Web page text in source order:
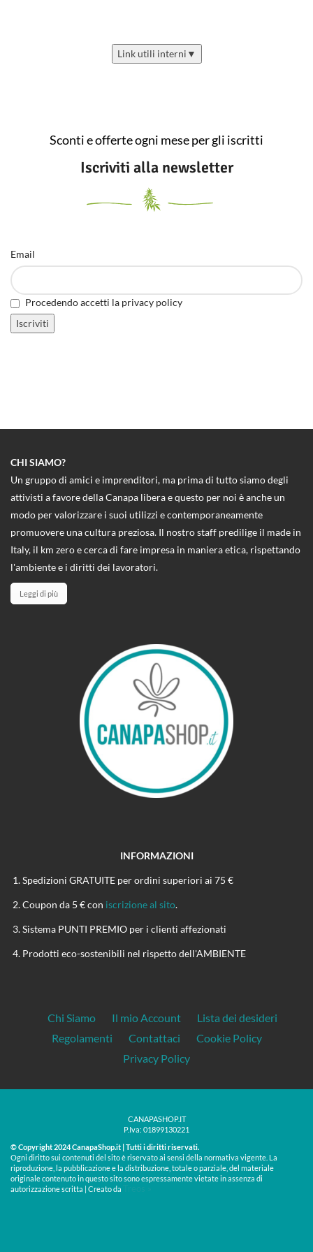
1 pz. Pennello per la PuliziaLink utili interni ▼
Sconti e offerte ogni mese per gli iscritti
Iscriviti alla newsletter
Email
Procedendo accetti la privacy policy
CHI SIAMO?
Un gruppo di amici e imprenditori, ma prima di tutto siamo degli
attivisti a favore della Canapa libera e questo per noi è anche un
modo per valorizzare i suoi utilizzi e contemporaneamente
promuovere una cultura preziosa. Il nostro staff predilige il made in
Italy, il km zero e cerca di fare impresa in maniera etica, rispettando
l'ambiente e i diritti dei lavoratori.
Leggi di più
INFORMAZIONI
Spedizioni GRATUITE per ordini superiori ai 75 €
Coupon da 5 € con iscrizione al sito.
Sistema PUNTI PREMIO per i clienti affezionati
Prodotti eco-sostenibili nel rispetto dell'AMBIENTE
Chi Siamo Il mio Account
Lista dei desideri
Regolamenti
Contattaci
Cookie Policy
Privacy Policy
CANAPASHOP.IT
P.Iva: 01899130221
© Copyright 2024 CanapaShop.it | Tutti i diritti riservati.
Ogni diritto sui contenuti del sito è riservato ai sensi della normativa vigente. La
riproduzione, la pubblicazione e la distribuzione, totale o parziale, del materiale
originale contenuto in questo sito sono espressamente vietate in assenza di
autorizzazione scritta | Creato da